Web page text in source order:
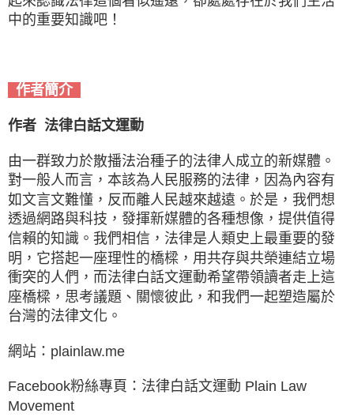
中的重要知識吧！
作者簡介
作者 法律白話文運動
由一群致力於散播法治種子的法律人成立的新媒體。
對一般人而言，本該為人民服務的法律，因為內容有
如文言文難懂，反而離人民越來越遠。於是，我們想
透過網路與科技，發揮新媒體的各種想像，提供值得
信賴的知識。我們相信，法律是人類史上最重要的發
明，它搭起一座理性的橋樑，用共存與共榮連結立場
衝突的人們，而法律白話文運動希望帶領讀者走上這
座橋樑，思考議題、關懷彼此，和我們一起塑造屬於
台灣的法律文化。
網站：plainlaw.me
Facebook粉絲專頁：法律白話文運動 Plain Law
Movement